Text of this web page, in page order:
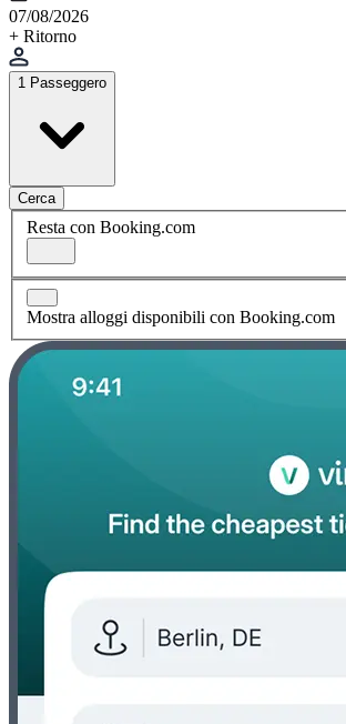
07/08/2026
+ Ritorno
1 Passeggero
Cerca
Resta con Booking.com
Mostra alloggi disponibili con Booking.com